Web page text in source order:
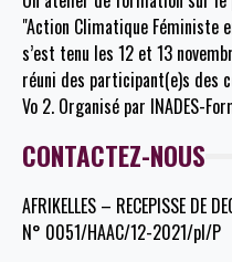
"Action Climatique Féministe
s’est tenu les 12 et 13
réuni des participant(e)s des
Vo 2. Organisé par INADES-
CONTACTEZ-NOUS
AFRIKELLES – RECEPISSE DE
N° 0051/HAAC/12-2021/pl/P